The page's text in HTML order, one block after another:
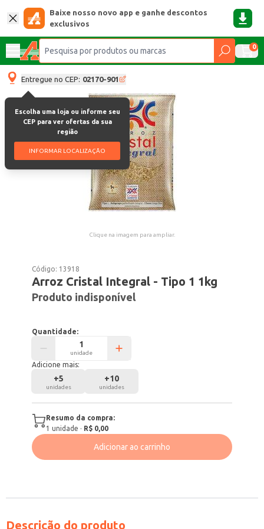
Baixe nosso novo app e ganhe descontos
exclusivos
0
Entregue no CEP: 02170-901
Escolha uma loja ou informe seu
CEP para ver ofertas da sua
região
INFORMAR LOCALIZAÇÃO
Clique na imagem para ampliar.
Código: 13918
Arroz Cristal Integral - Tipo 1 1kg
Produto indisponível
Quantidade:
unidade
Adicione mais:
+5
unidades
+10
unidades
Resumo da compra:
1 unidade · R$ 0,00
Adicionar ao carrinho
Descrição do produto